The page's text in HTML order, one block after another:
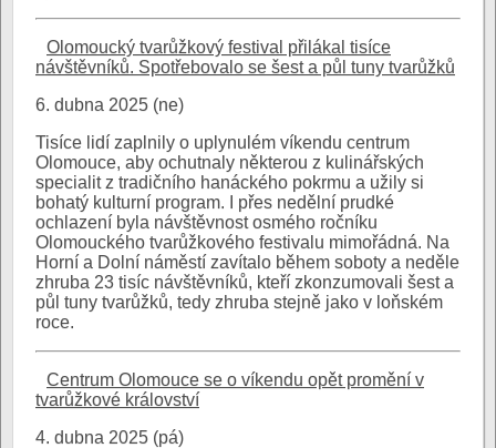
Olomoucký tvarůžkový festival přilákal tisíce
návštěvníků. Spotřebovalo se šest a půl tuny tvarůžků
6. dubna 2025 (ne)
Tisíce lidí zaplnily o uplynulém víkendu centrum
Olomouce, aby ochutnaly některou z kulinářských
specialit z tradičního hanáckého pokrmu a užily si
bohatý kulturní program. I přes nedělní prudké
ochlazení byla návštěvnost osmého ročníku
Olomouckého tvarůžkového festivalu mimořádná. Na
Horní a Dolní náměstí zavítalo během soboty a neděle
zhruba 23 tisíc návštěvníků, kteří zkonzumovali šest a
půl tuny tvarůžků, tedy zhruba stejně jako v loňském
roce.
Centrum Olomouce se o víkendu opět promění v
tvarůžkové království
4. dubna 2025 (pá)